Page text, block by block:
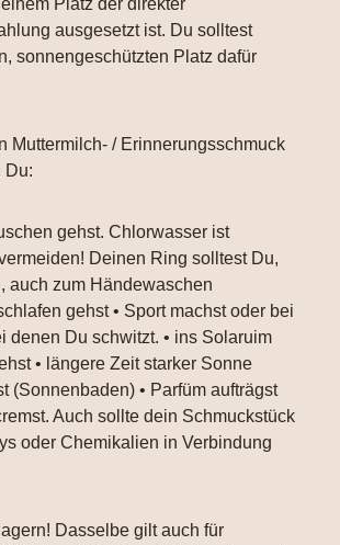
ausgesetzt ist. Du solltest
sonnengeschützten Platz dafür
Muttermilch- / Erinnerungsschmuck
Du:
gehst. Chlorwasser ist
Deinen Ring solltest Du,
auch zum Händewaschen
gehst • Sport machst oder bei
denen Du schwitzt. • ins Solaruim
• längere Zeit starker Sonne
(Sonnenbaden) • Parfüm aufträgst
Auch sollte dein Schmuckstück
oder Chemikalien in Verbindung
Dasselbe gilt auch für